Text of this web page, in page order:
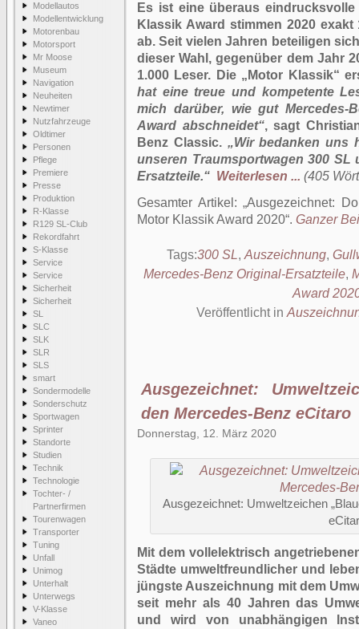
Modellautos
Modellentwicklung
Motorenbau
Motorsport
Mr Moose
Museum
Navigation
Neuheiten
Newtimer
Nutzfahrzeuge
Oldtimer
Personen
Pflege
Premiere
Presse
Produktion
R-Klasse
R129 SL-Club
Rekordfahrt
S-Klasse
Service
Service
Sicherheit
Sicherheit
SL
SLC
SLK
SLR
SLS
smart
Sondermodelle
Sonderschutz
Sportwagen
Sprinter
Standorte
Studien
Technik
Technologie
Tochter- /
Partnerfirmen
Tourenwagen
Transporter
Tuning
Unfall
Unimog
Unterhalt
Unterwegs
V-Klasse
Vaneo
Es ist eine überaus
Klassik Award stimmen 2020
ab. Seit vielen Jahren beteiligen
dieser Wahl, gegenüber dem Jahr
1.000 Leser. Die „Motor Klassik“
hat eine treue und kompetente
mich darüber, wie gut Mercedes-
Award abschneidet“, sagt
Benz Classic. „Wir bedanken uns
unseren Traumsportwagen 300 SL
Ersatzteile.“ Weiterlesen ... (405
Gesamter Artikel:
Ausgezeichnet:
Motor Klassik Award 2020 . Ganzer
Tags:300 SL, Auszeichnung,
Mercedes-Benz Original-Ersatzteile,
Award
Veröffentlicht in
Ausgezeichnet:
den Mercedes-Benz eCitaro
Donnerstag, 12. März 2020
Ausgezeichnet: Umweltzeichen
Mit dem vollelektrisch
Städte umweltfreundlicher und
jüngste Auszeichnung mit dem
seit mehr als 40 Jahren das
und wird von unabhängigen